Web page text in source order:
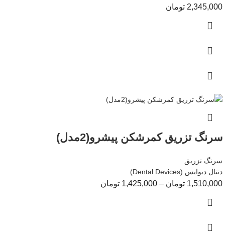
2,345,000 تومان
سرنگ تزریق کمرشکن پیشرو(2مدل)
سرنگ تزریق
دنتال دیوایس (Dental Devices)
1,510,000 تومان –
1,425,000 تومان